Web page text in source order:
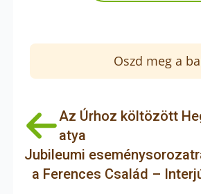
Advent első vasárnapja
Oszd meg a
Az Úrhoz költözött
atya
Jubileumi
a Ferences Család –